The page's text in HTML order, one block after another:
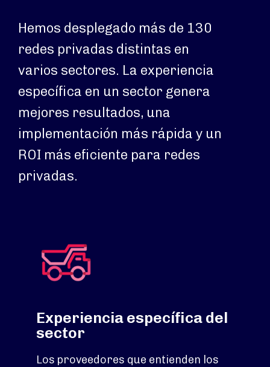
Hemos desplegado más de 130
redes privadas distintas en
varios sectores. La experiencia
específica en un sector genera
mejores resultados, una
implementación más rápida y un
ROI más eficiente para redes
privadas.
Experiencia específica del
sector
Los proveedores que entienden los